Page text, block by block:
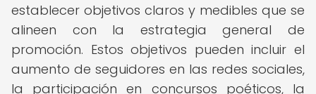
establecer objetivos claros y medibles que se
alineen con la estrategia general de
promoción. Estos objetivos pueden incluir el
aumento de seguidores en las redes sociales,
la participación en concursos poéticos, la